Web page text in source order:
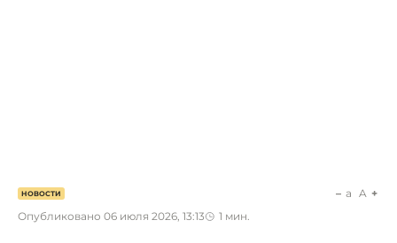
НОВОСТИ
Опубликовано 06 июля 2026, 13:13 1 мин.
a A